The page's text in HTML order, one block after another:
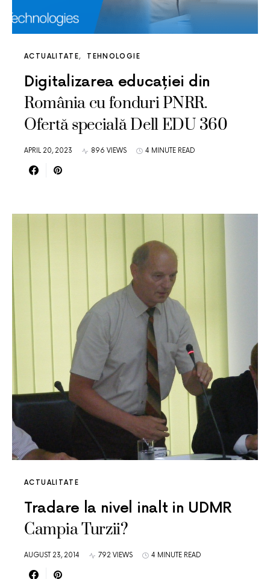
ACTUALITATE TEHNOLOGIE
Digitalizarea educației din
România cu fonduri PNRR.
Ofertă specială Dell EDU 360
APRIL 20, 2023 896 VIEWS 4 MINUTE READ
ACTUALITATE
Tradare la nivel inalt in UDMR
Campia Turzii?
AUGUST 23, 2014 792 VIEWS 4 MINUTE READ